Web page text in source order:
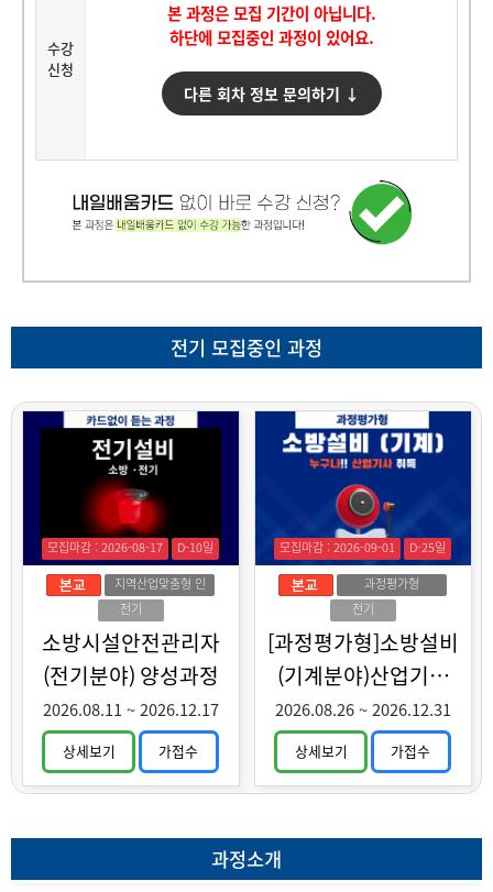
수강
신청
본 과정은 모집 기간이 아닙니다.
하단에 모집중인 과정이 있어요.
다른 회차 정보 문의하기 ↓
전기 모집중인 과정
모집마감 : 2026-08-17
D-10일
지역산업맞춤형 인
력양성
전기
소방시설안전관리자
(전기분야) 양성과정
2026.08.11~2026.12.17
상세보기 가접수
모집마감 : 2026-09-01
D-25일
과정평가형
전기
[과정평가형]소방설비
(기계분야)산업기사
취득과정
2026.08.26~2026.12.31
상세보기 가접수
과정소개